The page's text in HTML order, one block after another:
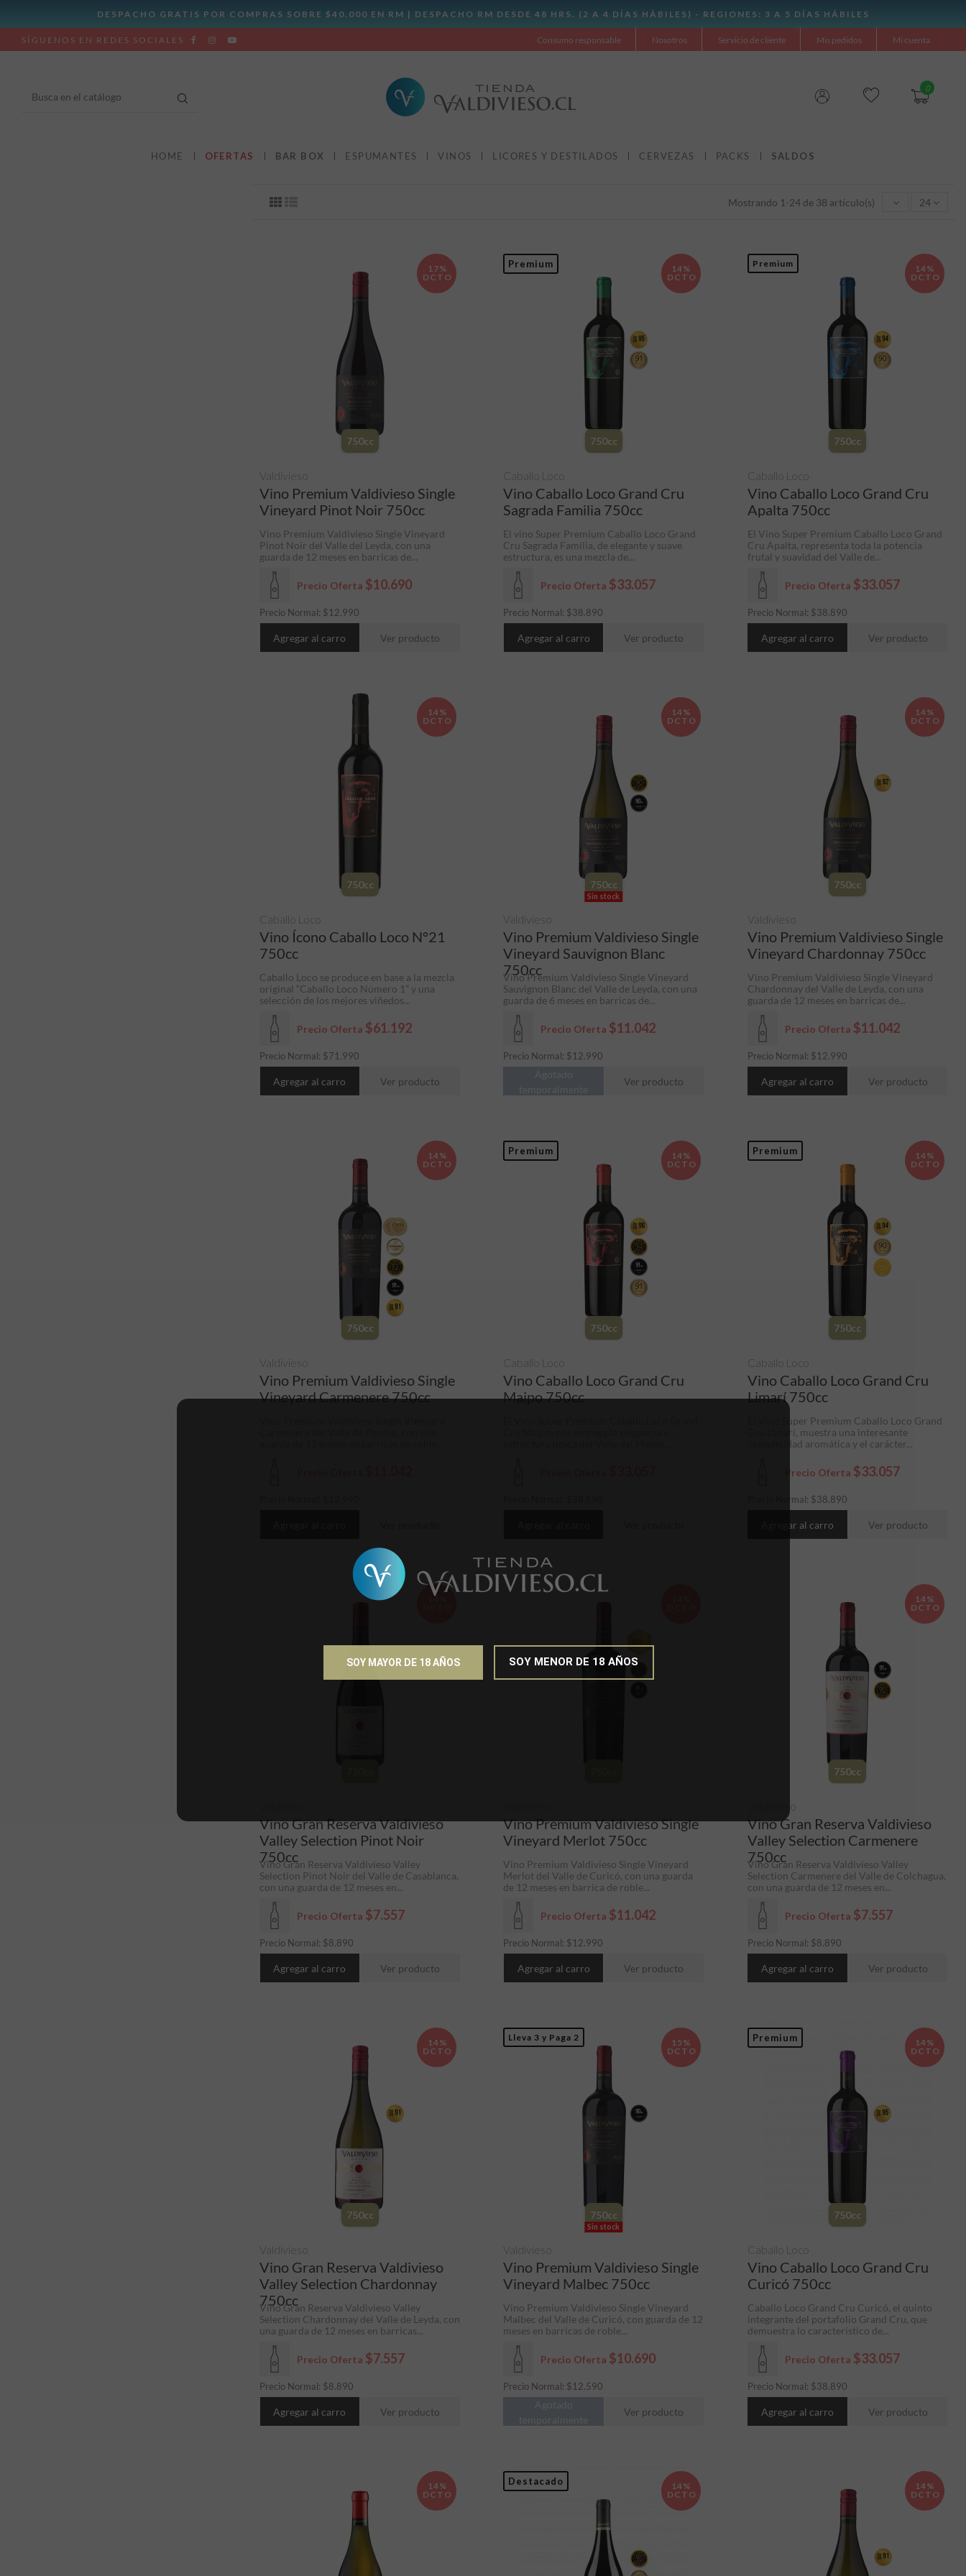
SÍGUENOS EN REDES SOCIALES Consumo responsable Nosotros Servicio de cliente Mis pedidos Mi cuenta
0
HOME OFERTAS BAR BOX ESPUMANTES VINOS LICORES Y DESTILADOS CERVEZAS PACKS SALDOS
Mostrando 1-24 de 38 artículo(s) 24
17%
DCTO
750cc
Vino Premium Valdivieso Single
Vineyard Pinot Noir 750cc
Precio Oferta $10.690
Precio Normal: $12.990
Valdivieso
Vino Premium Valdivieso Single Vineyard
Pinot Noir del Valle del Leyda, con una
guarda de 12 meses en barricas de...
Agregar al carro Ver producto
Premium
14%
DCTO
750cc
Vino Caballo Loco Grand Cru
Sagrada Familia 750cc
Precio Oferta $33.057
Precio Normal: $38.890
Caballo Loco
El vino Super Premium Caballo Loco Grand
Cru Sagrada Familia, de elegante y suave
estructura, es una mezcla de...
Agregar al carro Ver producto
Premium
14%
DCTO
750cc
Vino Caballo Loco Grand Cru
Apalta 750cc
Precio Oferta $33.057
Precio Normal: $38.890
Caballo Loco
El Vino Super Premium Caballo Loco Grand
Cru Apalta, representa toda la potencia
frutal y suavidad del Valle de...
Agregar al carro Ver producto
14%
DCTO
750cc
Vino Ícono Caballo Loco N°21
750cc
Precio Oferta $61.192
Precio Normal: $71.990
Caballo Loco
Caballo Loco se produce en base a la mezcla
original “Caballo Loco Número 1” y una
selección de los mejores viñedos...
Agregar al carro Ver producto
14%
DCTO
750cc
Sin stock
Vino Premium Valdivieso Single
Vineyard Sauvignon Blanc
750cc
Precio Oferta $11.042
Precio Normal: $12.990
Valdivieso
Vino Premium Valdivieso Single Vineyard
Sauvignon Blanc del Valle de Leyda, con una
guarda de 6 meses en barricas de...
Agotado
temporalmente
Ver producto
14%
DCTO
750cc
Vino Premium Valdivieso Single
Vineyard Chardonnay 750cc
Precio Oferta $11.042
Precio Normal: $12.990
Valdivieso
Vino Premium Valdivieso Single Vineyard
Chardonnay del Valle de Leyda, con una
guarda de 12 meses en barricas de...
Agregar al carro Ver producto
14%
DCTO
750cc
Vino Premium Valdivieso Single
Vineyard Carmenere 750cc
Valdivieso
Premium
14%
DCTO
750cc
Vino Caballo Loco Grand Cru
Maipo 750cc
Caballo Loco
Premium
14%
DCTO
750cc
Vino Caballo Loco Grand Cru
Limarí 750cc
Precio Oferta $33.057
Precio Normal: $38.890
Caballo Loco
El Vino Super Premium Caballo Loco Grand
Cru Limarí, muestra una interesante
complejidad aromática y el carácter...
Agregar al carro Ver producto
14%
Vino Gran Reserva Valdivieso
Valley Selection Pinot Noir
750cc
Precio Oferta $7.557
Precio Normal: $8.890
Vino Gran Reserva Valdivieso Valley
Selection Pinot Noir del Valle de Casablanca,
con una guarda de 12 meses en...
Agregar al carro Ver producto
Vino Premium Valdivieso Single
Vineyard Merlot 750cc
Precio Oferta $11.042
Precio Normal: $12.990
Vino Premium Valdivieso Single Vineyard
Merlot del Valle de Curicó, con una guarda
de 12 meses en barrica de roble...
Agregar al carro Ver producto
14%
DCTO
750cc
Vino Gran Reserva Valdivieso
Valley Selection Carmenere
750cc
Precio Oferta $7.557
Precio Normal: $8.890
Valdivieso
Vino Gran Reserva Valdivieso Valley
Selection Carmenere del Valle de Colchagua,
con una guarda de 12 meses en...
Agregar al carro Ver producto
14%
DCTO
750cc
Vino Gran Reserva Valdivieso
Valley Selection Chardonnay
750cc
Precio Oferta $7.557
Precio Normal: $8.890
Valdivieso
Vino Gran Reserva Valdivieso Valley
Selection Chardonnay del Valle de Leyda, con
una guarda de 12 meses en barricas...
Agregar al carro Ver producto
Lleva 3 y Paga 2
15%
DCTO
750cc
Sin stock
Vino Premium Valdivieso Single
Vineyard Malbec 750cc
Precio Oferta $10.690
Precio Normal: $12.590
Valdivieso
Vino Premium Valdivieso Single Vineyard
Malbec del Valle de Curicó, con guarda de 12
meses en barricas de roble...
Agotado
temporalmente
Ver producto
Premium
14%
DCTO
750cc
Vino Caballo Loco Grand Cru
Curicó 750cc
Precio Oferta $33.057
Precio Normal: $38.890
Caballo Loco
Caballo Loco Grand Cru Curicó, el quinto
integrante del portafolio Grand Cru, que
demuestra lo característico de...
Agregar al carro Ver producto
14%
DCTO
Destacado
14%
DCTO
14%
DCTO
SOY MAYOR DE 18 AÑOS SOY MENOR DE 18 AÑOS